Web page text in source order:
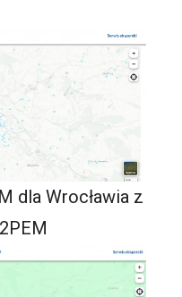
dla Wrocławia z